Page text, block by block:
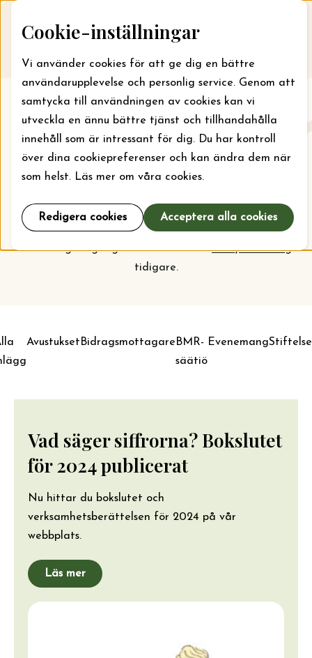
Cookie-inställningar
Vi använder cookies för att ge dig en bättre
användarupplevelse och personlig service. Genom att
samtycka till användningen av cookies kan vi
utveckla en ännu bättre tjänst och tillhandahålla
innehåll som är intressant för dig. Du har kontroll
över dina cookiepreferenser och kan ändra dem när
som helst. Läs mer om våra cookies.
Redigera cookies Acceptera alla cookies
Skip to content
Till webbansökan
Aktuellt
Här kan du läsa om vad stiftelsen jobbar med just nu
och vilka bidrag som kan sökas. För läger kan bidrag
för projekt och verksamhet är det september som
gäller. Kollaprioriteringarnainför nästa
ansökningsomgång och vem som harbeviljats bidrag
tidigare.
AvustuksetBidragsmottagareBMR-
säätiö
Evenemang
Vad säger siffrorna? Bokslutet
för 2024 publicerat
Nu hittar du bokslutet och
verksamhetsberättelsen för 2024 på vår
webbplats.
Läs mer